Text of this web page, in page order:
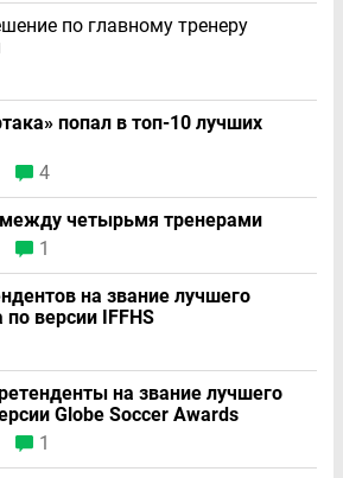
по главному тренеру
попал в топ-10 лучших
4
четырьмя тренерами
1
на звание лучшего
по версии IFFHS
на звание лучшего
Globe Soccer Awards
1